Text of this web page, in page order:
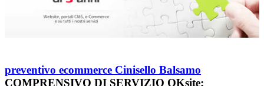
preventivo ecommerce Cinisello Balsamo
COMPRENSIVO DI SERVIZIO OKsite: